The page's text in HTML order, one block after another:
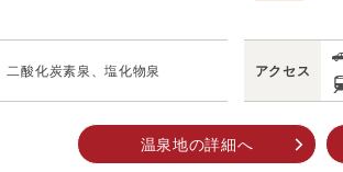
策して心にエ
二酸化炭素泉、塩化物泉 アクセス
温泉地の詳細へ